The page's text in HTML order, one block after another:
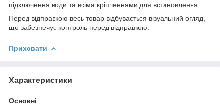
підключення води та всіма кріпленнями для встановлення.
Перед відправкою весь товар відбувається візуальний огляд,
що забезпечує контроль перед відправкою.
Приховати
Характеристики
Основні